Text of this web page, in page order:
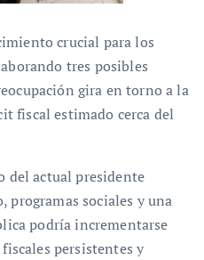
crucial para los
tres posibles
gira en torno a la
fiscal estimado cerca del
del actual presidente
programas sociales y una
podría incrementarse
persistentes y